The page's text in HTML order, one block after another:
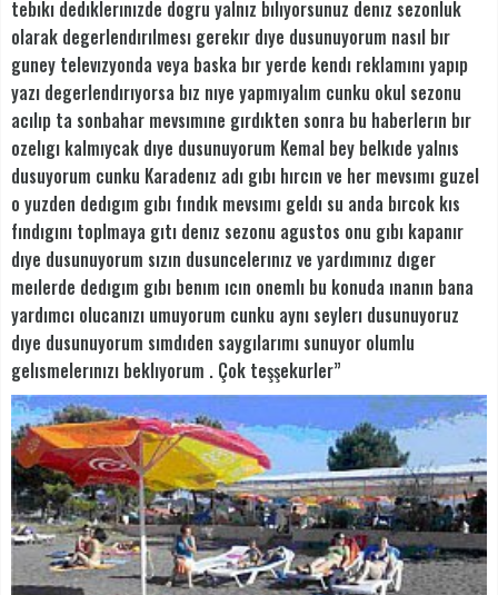
tebıkı dedıklerınızde dogru yalnız bılıyorsunuz denız sezonluk
olarak degerlendırılmesı gerekır dıye dusunuyorum nasıl bır
guney televızyonda veya baska bır yerde kendı reklamını yapıp
yazı degerlendırıyorsa bız nıye yapmıyalım cunku okul sezonu
acılıp ta sonbahar mevsımıne gırdıkten sonra bu haberlerın bır
ozelıgı kalmıycak dıye dusunuyorum Kemal bey belkıde yalnıs
dusuyorum cunku Karadenız adı gıbı hırcın ve her mevsımı guzel
o yuzden dedıgım gıbı fındık mevsımı geldı su anda bırcok kıs
fındıgını toplmaya gıtı denız sezonu agustos onu gıbı kapanır
dıye dusunuyorum sızın dusuncelerınız ve yardımınız dıger
meılerde dedıgım gıbı benım ıcın onemlı bu konuda ınanın bana
yardımcı olucanızı umuyorum cunku aynı seylerı dusunuyoruz
dıye dusunuyorum sımdıden saygılarımı sunuyor olumlu
gelısmelerınızı beklıyorum . Çok teşşekurler”